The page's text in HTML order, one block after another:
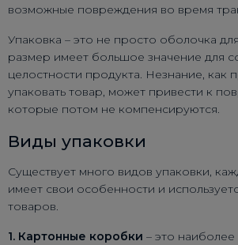
возможные повреждения во время
Упаковка – это не просто оболочка
размер имеет большое значение для
целостности продукта. Незнание, как
упаковать товар, может привести к
которые потом не компенсируются.
Виды упаковки
Существует много видов упаковки,
имеет свои особенности и
товаров.
1. Картонные коробки – это наиболее